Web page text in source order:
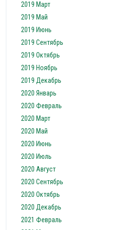
2019 Март
2019 Май
2019 Июнь
2019 Сентябрь
2019 Октябрь
2019 Ноябрь
2019 Декабрь
2020 Январь
2020 Февраль
2020 Март
2020 Май
2020 Июнь
2020 Июль
2020 Август
2020 Сентябрь
2020 Октябрь
2020 Декабрь
2021 Февраль